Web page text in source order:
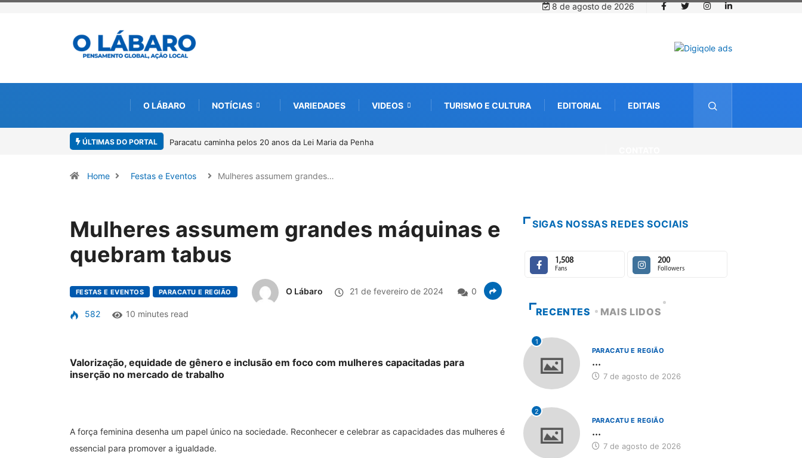
8 de agosto de 2026
O LÁBARO NOTÍCIAS VARIEDADES VIDEOS TURISMO E CULTURA EDITORIAL EDITAIS
ÚLTIMAS DO PORTAL
Paracatu caminha pelos 20 anos da Lei Maria da PenhaProjeto CUTUCAR abre nova edição e semeia o futuro
Home Festas e Eventos Mulheres assumem grandes…
Mulheres assumem grandes máquinas e
quebram tabus
FESTAS E EVENTOS PARACATU E REGIÃO O Lábaro 21 de fevereiro de 2024 0
582 10 minutes read
Valorização, equidade de gênero e inclusão em foco com mulheres capacitadas para
inserção no mercado de trabalho
A força feminina desenha um papel único na sociedade. Reconhecer e celebrar as capacidades das mulheres é
essencial para promover a igualdade.
SIGAS NOSSAS REDES SOCIAIS
1,508
Fans
200
Followers
RECENTES MAIS LIDOS
1
PARACATU E REGIÃO
...
7 de agosto de 2026
2
PARACATU E REGIÃO
...
7 de agosto de 2026